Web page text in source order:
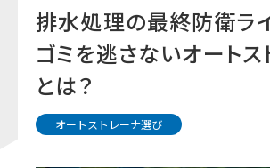
排水処理の最終防衛ラ
ゴミを逃さないオートス
とは？
オートストレーナ選び